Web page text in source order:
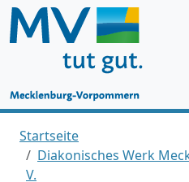
Startseite
Diakonisches Werk
V.